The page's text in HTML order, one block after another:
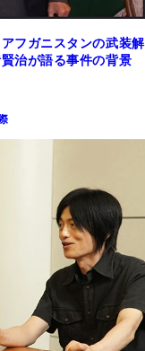
フガニスタンの武装解
治が語る事件の背景